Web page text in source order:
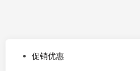
Posted促销优惠